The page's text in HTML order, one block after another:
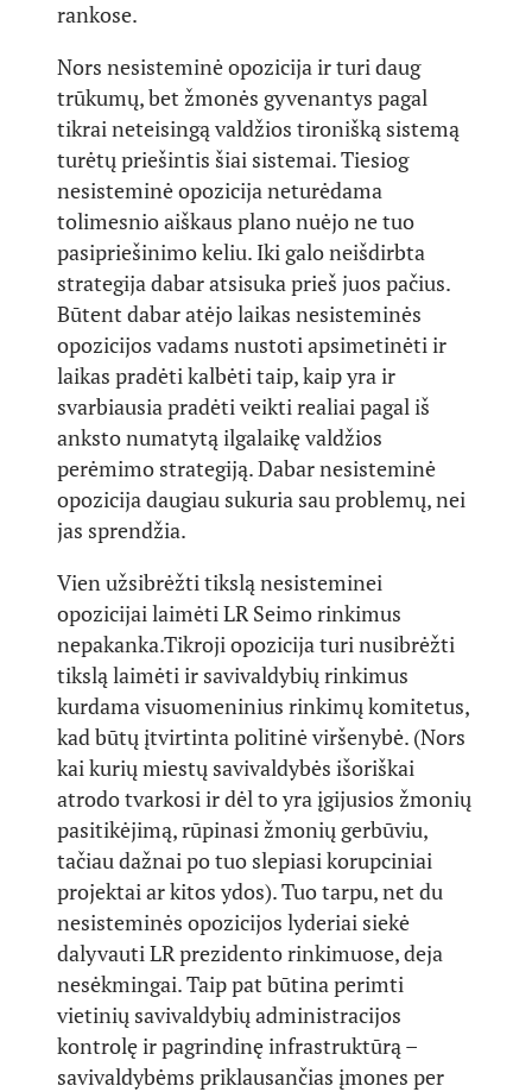
rankose.
Nors nesisteminė opozicija ir turi daug
trūkumų, bet žmonės gyvenantys pagal
tikrai neteisingą valdžios tironišką sistemą
turėtų priešintis šiai sistemai. Tiesiog
nesisteminė opozicija neturėdama
tolimesnio aiškaus plano nuėjo ne tuo
pasipriešinimo keliu. Iki galo neišdirbta
strategija dabar atsisuka prieš juos pačius.
Būtent dabar atėjo laikas nesisteminės
opozicijos vadams nustoti apsimetinėti ir
laikas pradėti kalbėti taip, kaip yra ir
svarbiausia pradėti veikti realiai pagal iš
anksto numatytą ilgalaikę valdžios
perėmimo strategiją. Dabar nesisteminė
opozicija daugiau sukuria sau problemų, nei
jas sprendžia.
Vien užsibrėžti tikslą nesisteminei
opozicijai laimėti LR Seimo rinkimus
nepakanka.Tikroji opozicija turi nusibrėžti
tikslą laimėti ir savivaldybių rinkimus
kurdama visuomeninius rinkimų komitetus,
kad būtų įtvirtinta politinė viršenybė. (Nors
kai kurių miestų savivaldybės išoriškai
atrodo tvarkosi ir dėl to yra įgijusios žmonių
pasitikėjimą, rūpinasi žmonių gerbūviu,
tačiau dažnai po tuo slepiasi korupciniai
projektai ar kitos ydos). Tuo tarpu, net du
nesisteminės opozicijos lyderiai siekė
dalyvauti LR prezidento rinkimuose, deja
nesėkmingai. Taip pat būtina perimti
vietinių savivaldybių administracijos
kontrolę ir pagrindinę infrastruktūrą –
savivaldybėms priklausančias įmones per